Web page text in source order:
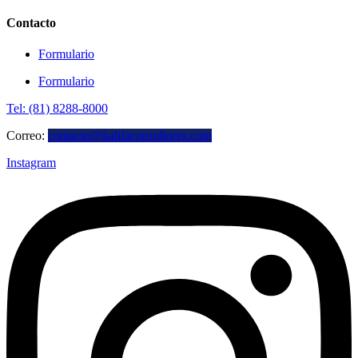
Contacto
Formulario
Formulario
Tel: (81) 8288-8000
Correo: contacto@kalifaconsultores.com
Instagram